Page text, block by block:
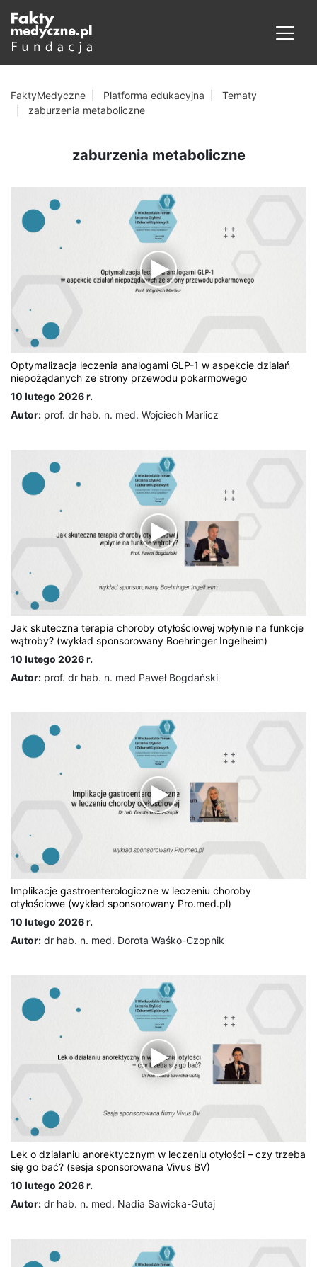
FaktyMedyczne Platforma edukacyjna
Tematy
zaburzenia metaboliczne
zaburzenia metaboliczne
Optymalizacja leczenia analogami GLP-1 w aspekcie działań
niepożądanych ze strony przewodu pokarmowego
10 lutego 2026 r.
Autor: prof. dr hab. n. med. Wojciech Marlicz
Jak skuteczna terapia choroby otyłościowej wpłynie na funkcje
wątroby? (wykład sponsorowany Boehringer Ingelheim)
10 lutego 2026 r.
Autor: prof. dr hab. n. med Paweł Bogdański
Implikacje gastroenterologiczne w leczeniu choroby
otyłościowe (wykład sponsorowany Pro.med.pl)
10 lutego 2026 r.
Autor: dr hab. n. med. Dorota Waśko-Czopnik
Lek o działaniu anorektycznym w leczeniu otyłości – czy trzeba
się go bać? (sesja sponsorowana Vivus BV)
10 lutego 2026 r.
Autor: dr hab. n. med. Nadia Sawicka-Gutaj